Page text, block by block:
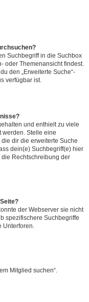
Suchbegriff in die Suchbox
oder Themenansicht findest.
den „Erweiterte Suche“-
verfügbar ist.
und enthielt zu viele
werden. Stelle eine
dir die erweiterte Suche
dein(e) Suchbegriff(e) hier
Rechtschreibung der
der Webserver sie nicht
spezifischere Suchbegriffe
Mitglied suchen“.